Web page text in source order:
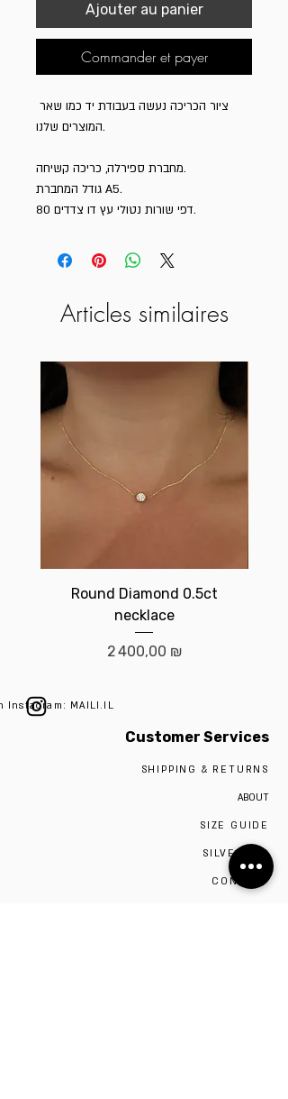
Ajouter au panier
Commander et payer
המוצרים שלנו.
מחברת ספירלה, כריכה קשיחה.
גודל המחברת A5.
80 דפי שורות נטולי עץ דו צדדים.
Articles similaires
Round Diamond 0.5ct
necklace
Prix
2 400,00 ₪
Customer Services
SHIPPING & RETURNS
ABOUT
SIZE GUIDE
SILVER 925
CONTACT
Instagram: MAILI.IL